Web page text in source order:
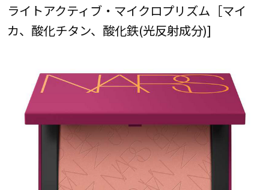
ライトアクティブ・マイクロプリズム［マイ
カ、酸化チタン、酸化鉄(光反射成分)]